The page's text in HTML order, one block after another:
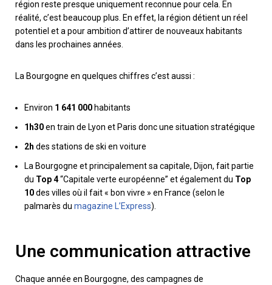
région reste presque uniquement reconnue pour cela. En
réalité, c’est beaucoup plus. En effet, la région détient un réel
potentiel et a pour ambition d’attirer de nouveaux habitants
dans les prochaines années.
La Bourgogne en quelques chiffres c’est aussi :
Environ 1 641 000habitants
1h30en train de Lyon et Paris donc une situation stratégique
2h des stations de ski en voiture
La Bourgogne et principalement sa capitale, Dijon, fait partie
du Top 4“Capitale verte européenne” et également du Top
10des villes où il fait « bon vivre » en France (selon le
palmarès du magazine L’Express).
Une communication attractive
Chaque année en Bourgogne, des campagnes de